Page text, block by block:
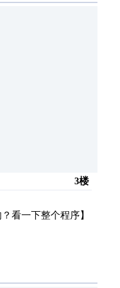
3楼
一下整个程序】